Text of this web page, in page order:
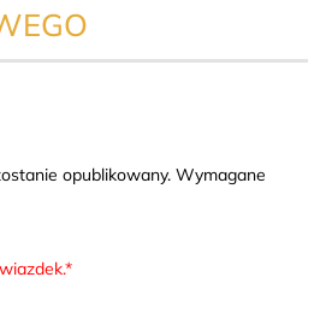
opublikowany. Wymagane